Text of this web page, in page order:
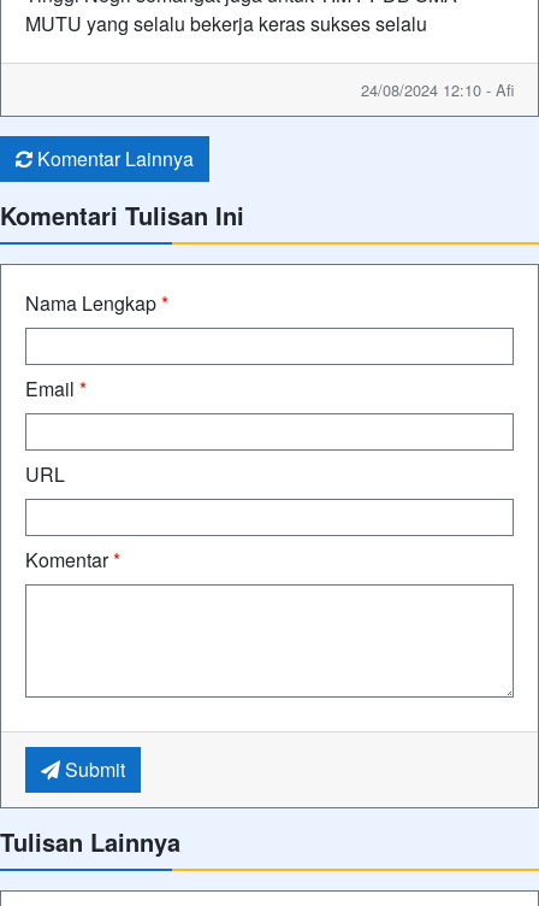
MUTU yang selalu bekerja keras sukses selalu
24/08/2024 12:10 - Afi
Komentar Lainnya
Komentari Tulisan Ini
Nama Lengkap*
Email *
URL
Komentar*
Submit
Tulisan Lainnya